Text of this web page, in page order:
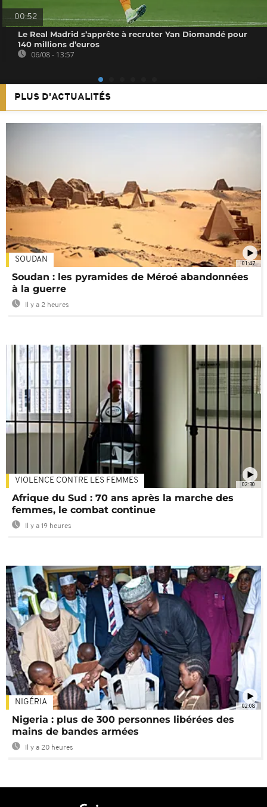
00:52
Le Real Madrid s’apprête à recruter Yan Diomandé pour
140 millions d’euros
06/08 - 13:57
PLUS D'ACTUALITÉS
01:47
SOUDAN
Soudan : les pyramides de Méroé abandonnées
à la guerre
Il y a 2 heures
02:30
VIOLENCE CONTRE LES FEMMES
Afrique du Sud : 70 ans après la marche des
femmes, le combat continue
Il y a 19 heures
02:08
NIGÉRIA
Nigeria : plus de 300 personnes libérées des
mains de bandes armées
Il y a 20 heures